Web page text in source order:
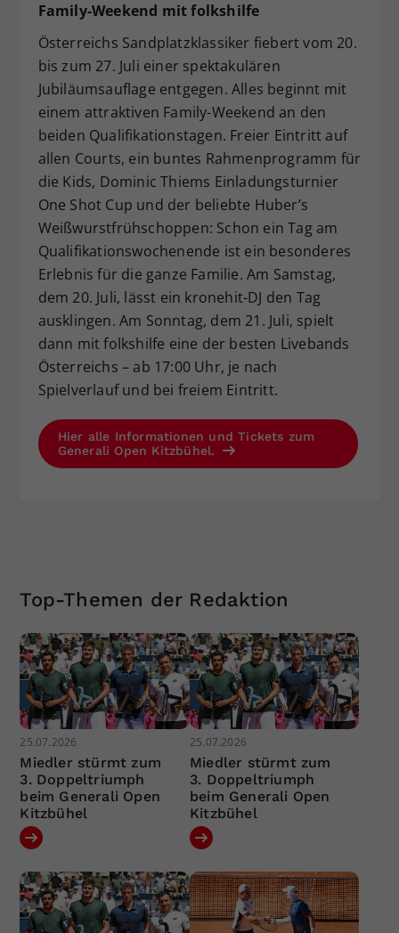
Family-Weekend mit folkshilfe
Österreichs Sandplatzklassiker fiebert vom 20.
bis zum 27. Juli einer spektakulären
Jubiläumsauflage entgegen. Alles beginnt mit
einem attraktiven Family-Weekend an den
beiden Qualifikationstagen. Freier Eintritt auf
allen Courts, ein buntes Rahmenprogramm für
die Kids, Dominic Thiems Einladungsturnier
One Shot Cup und der beliebte Huber’s
Weißwurstfrühschoppen: Schon ein Tag am
Qualifikationswochenende ist ein besonderes
Erlebnis für die ganze Familie. Am Samstag,
dem 20. Juli, lässt ein kronehit-DJ den Tag
ausklingen. Am Sonntag, dem 21. Juli, spielt
dann mit folkshilfe eine der besten Livebands
Österreichs – ab 17:00 Uhr, je nach
Spielverlauf und bei freiem Eintritt.
Hier alle Informationen und Tickets zum
Generali Open Kitzbühel.
Top-Themen der Redaktion
25.07.2026
Miedler stürmt zum
3. Doppeltriumph
beim Generali Open
Kitzbühel
25.07.2026
Miedler stürmt zum
3. Doppeltriumph
beim Generali Open
Kitzbühel